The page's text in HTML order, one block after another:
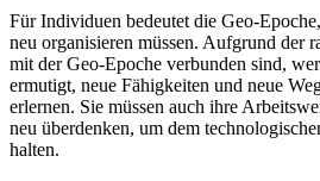
Für Individuen bedeutet die Geo-
neu organisieren müssen. Aufgrund der
mit der Geo-Epoche verbunden sind,
ermutigt, neue Fähigkeiten und neue
erlernen. Sie müssen auch ihre
neu überdenken, um dem
halten.